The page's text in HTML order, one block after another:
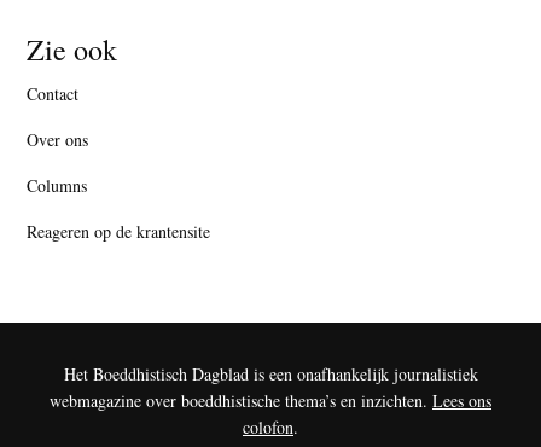
Zie ook
Contact
Over ons
Columns
Reageren op de krantensite
Het Boeddhistisch Dagblad is een onafhankelijk journalistiek
webmagazine over boeddhistische thema’s en inzichten. Lees ons
colofon.